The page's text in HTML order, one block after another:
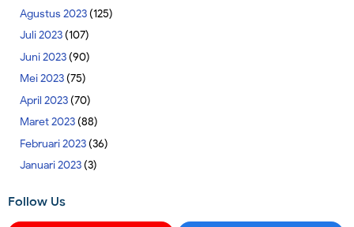
Agustus 2023(125)
Juli 2023(107)
Juni 2023(90)
Mei 2023(75)
April 2023(70)
Maret 2023(88)
Februari 2023(36)
Januari 2023(3)
Follow Us